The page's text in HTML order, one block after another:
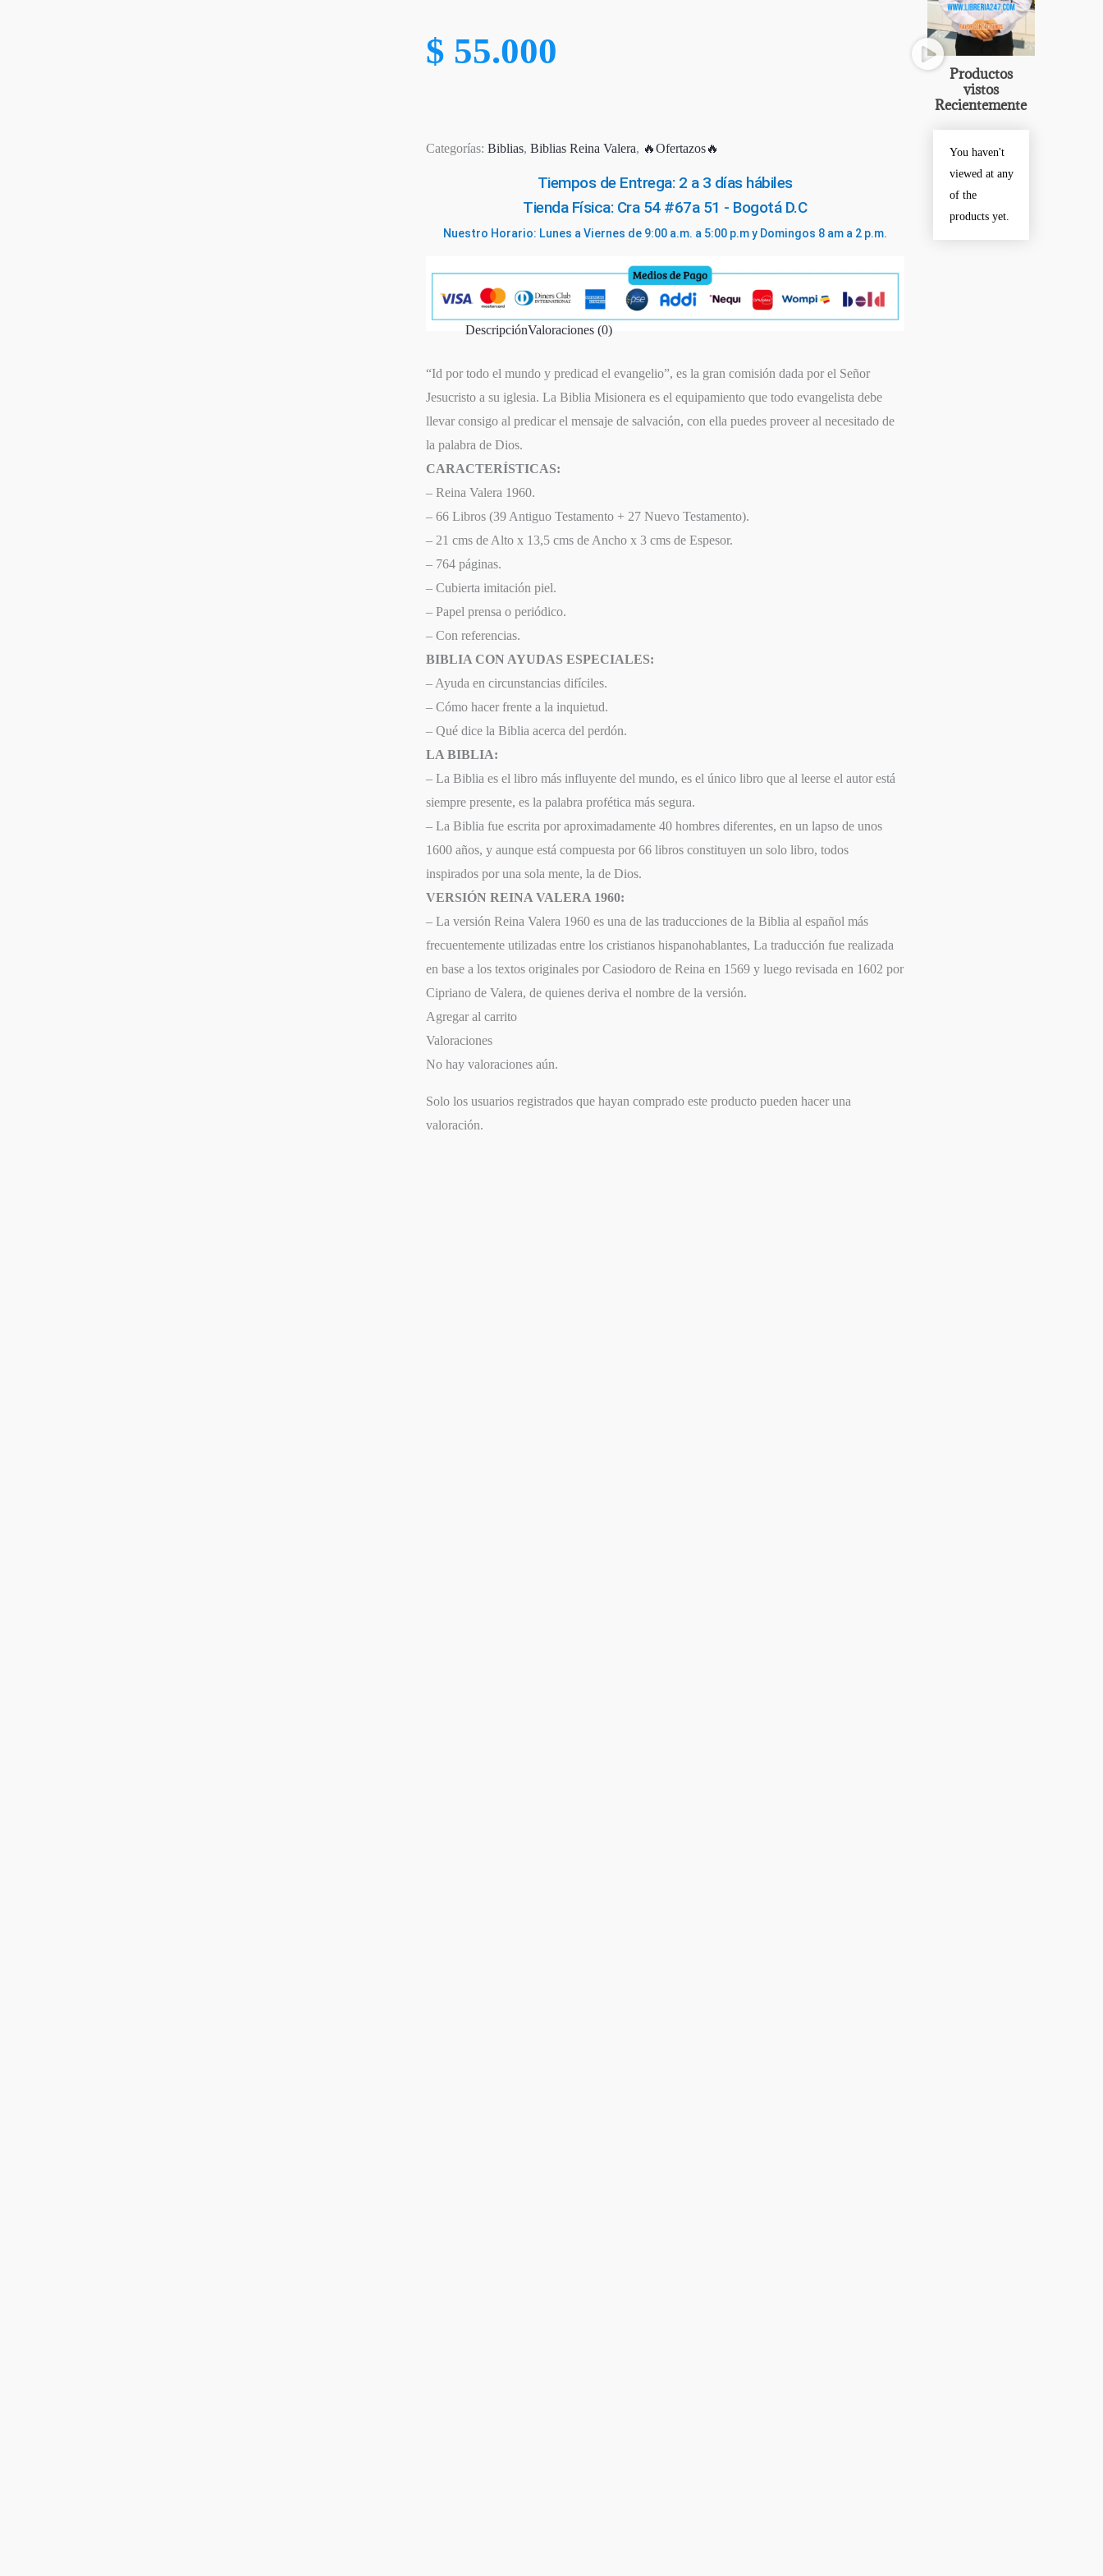
$ 55.000
Categorías:Biblias,Biblias Reina Valera, 🔥Ofertazos🔥
Tiempos de Entrega: 2 a 3 días hábiles
Tienda Física: Cra 54 #67a 51 - Bogotá D.C
Nuestro Horario: Lunes a Viernes de 9:00 a.m. a 5:00 p.m y Domingos 8 am a 2 p.m.
DescripciónValoraciones (0)
“Id por todo el mundo y predicad el evangelio”, es la gran comisión dada por el Señor
Jesucristo a su iglesia. La Biblia Misionera es el equipamiento que todo evangelista debe
llevar consigo al predicar el mensaje de salvación, con ella puedes proveer al necesitado de
la palabra de Dios.
CARACTERÍSTICAS:
– Reina Valera 1960.
– 66 Libros (39 Antiguo Testamento + 27 Nuevo Testamento).
– 21 cms de Alto x 13,5 cms de Ancho x 3 cms de Espesor.
– 764 páginas.
– Cubierta imitación piel.
– Papel prensa o periódico.
– Con referencias.
BIBLIA CON AYUDAS ESPECIALES:
– Ayuda en circunstancias difíciles.
– Cómo hacer frente a la inquietud.
– Qué dice la Biblia acerca del perdón.
LA BIBLIA:
– La Biblia es el libro más influyente del mundo, es el único libro que al leerse el autor está
siempre presente, es la palabra profética más segura.
– La Biblia fue escrita por aproximadamente 40 hombres diferentes, en un lapso de unos
1600 años, y aunque está compuesta por 66 libros constituyen un solo libro, todos
inspirados por una sola mente, la de Dios.
VERSIÓN REINA VALERA 1960:
– La versión Reina Valera 1960 es una de las traducciones de la Biblia al español más
frecuentemente utilizadas entre los cristianos hispanohablantes, La traducción fue realizada
en base a los textos originales por Casiodoro de Reina en 1569 y luego revisada en 1602 por
Cipriano de Valera, de quienes deriva el nombre de la versión.
Agregar al carrito
Valoraciones
No hay valoraciones aún.
Solo los usuarios registrados que hayan comprado este producto pueden hacer una
valoración.
Productos
vistos
Recientemente
You haven't
viewed at any
of the
products yet.